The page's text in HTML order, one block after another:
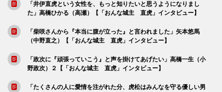
「井伊直虎という女性を、もっと知りたいと思うようになりまし
た」高橋ひかる（高瀬）【「おんな城主 直虎」インタビュー】
「柴咲さんから『本当に腹が立った』と言われました」矢本悠馬
（中野直之）【「おんな城主 直虎」インタビュー】
「政次に『頑張っていこう』と声を掛けてあげたい」高橋一生（小
野政次）２【「おんな城主 直虎」インタビュー】
「たくさんの人に愛情を注がれた分、虎松はみんなを守る優しい男